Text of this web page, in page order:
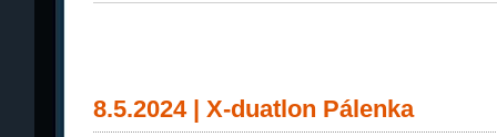
8.5.2024 | X-duatlon Pálenka